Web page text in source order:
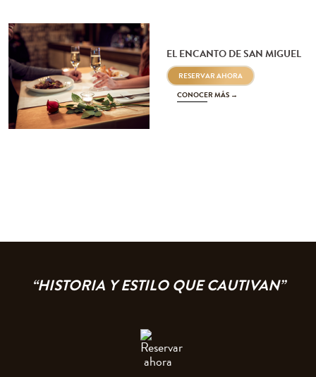
EL ENCANTO DE SAN MIGUEL
RESERVAR AHORA
CONOCER MÁS →
“HISTORIA Y ESTILO QUE CAUTIVAN”